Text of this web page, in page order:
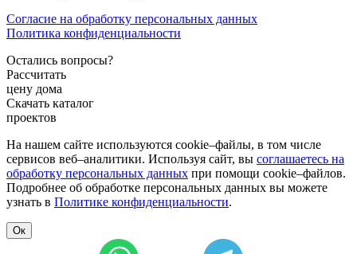
Согласие на обработку персональных данных
Политика конфиденциальности
Остались вопросы?
Рассчитать
цену дома
Скачать каталог
проектов
На нашем сайте используются cookie–файлы, в том числе
сервисов веб–аналитики. Используя сайт, вы соглашаетесь на
обработку персональных данных при помощи cookie–файлов.
Подробнее об обработке персональных данных вы можете
узнать в Политике конфиденциальности.
Ок